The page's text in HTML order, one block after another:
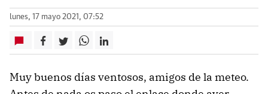
lunes, 17 mayo 2021, 07:52
Muy buenos días ventosos, amigos de la meteo.